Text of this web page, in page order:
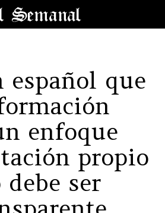
que
enfoque
propio
ser